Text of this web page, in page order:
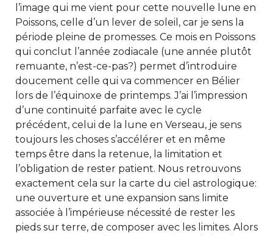
l’image qui me vient pour cette nouvelle lune en
Poissons, celle d’un lever de soleil, car je sens la
période pleine de promesses. Ce mois en Poissons
qui conclut l’année zodiacale (une année plutôt
remuante, n’est-ce-pas?) permet d’introduire
doucement celle qui va commencer en Bélier
lors de l’équinoxe de printemps. J’ai l’impression
d’une continuité parfaite avec le cycle
précédent, celui de la lune en Verseau, je sens
toujours les choses s’accélérer et en même
temps être dans la retenue, la limitation et
l’obligation de rester patient. Nous retrouvons
exactement cela sur la carte du ciel astrologique:
une ouverture et une expansion sans limite
associée à l’impérieuse nécessité de rester les
pieds sur terre, de composer avec les limites. Alors